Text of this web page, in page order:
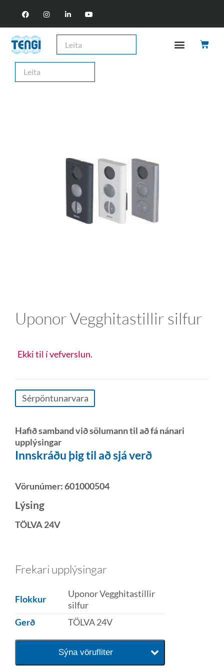
Uponor Vegghitastillir silfur
Ekki til í vefverslun.
Sérpöntunarvara
Hafið samband við sölumann til að fá nánari
upplýsingar
Innskráðu þig til að sjá verð
Vörunúmer:601000504
Lýsing
TÖLVA 24V
Frekari upplýsingar
Flokkur
Uponor Vegghitastillir
silfur
Gerð
TÖLVA 24V
Sýna vörufliter